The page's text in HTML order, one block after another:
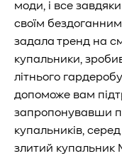
моди, і все
своїм
задала тренд на
купальники,
літнього
допоможе вам
запропонувавши
купальників,
злитий купальник